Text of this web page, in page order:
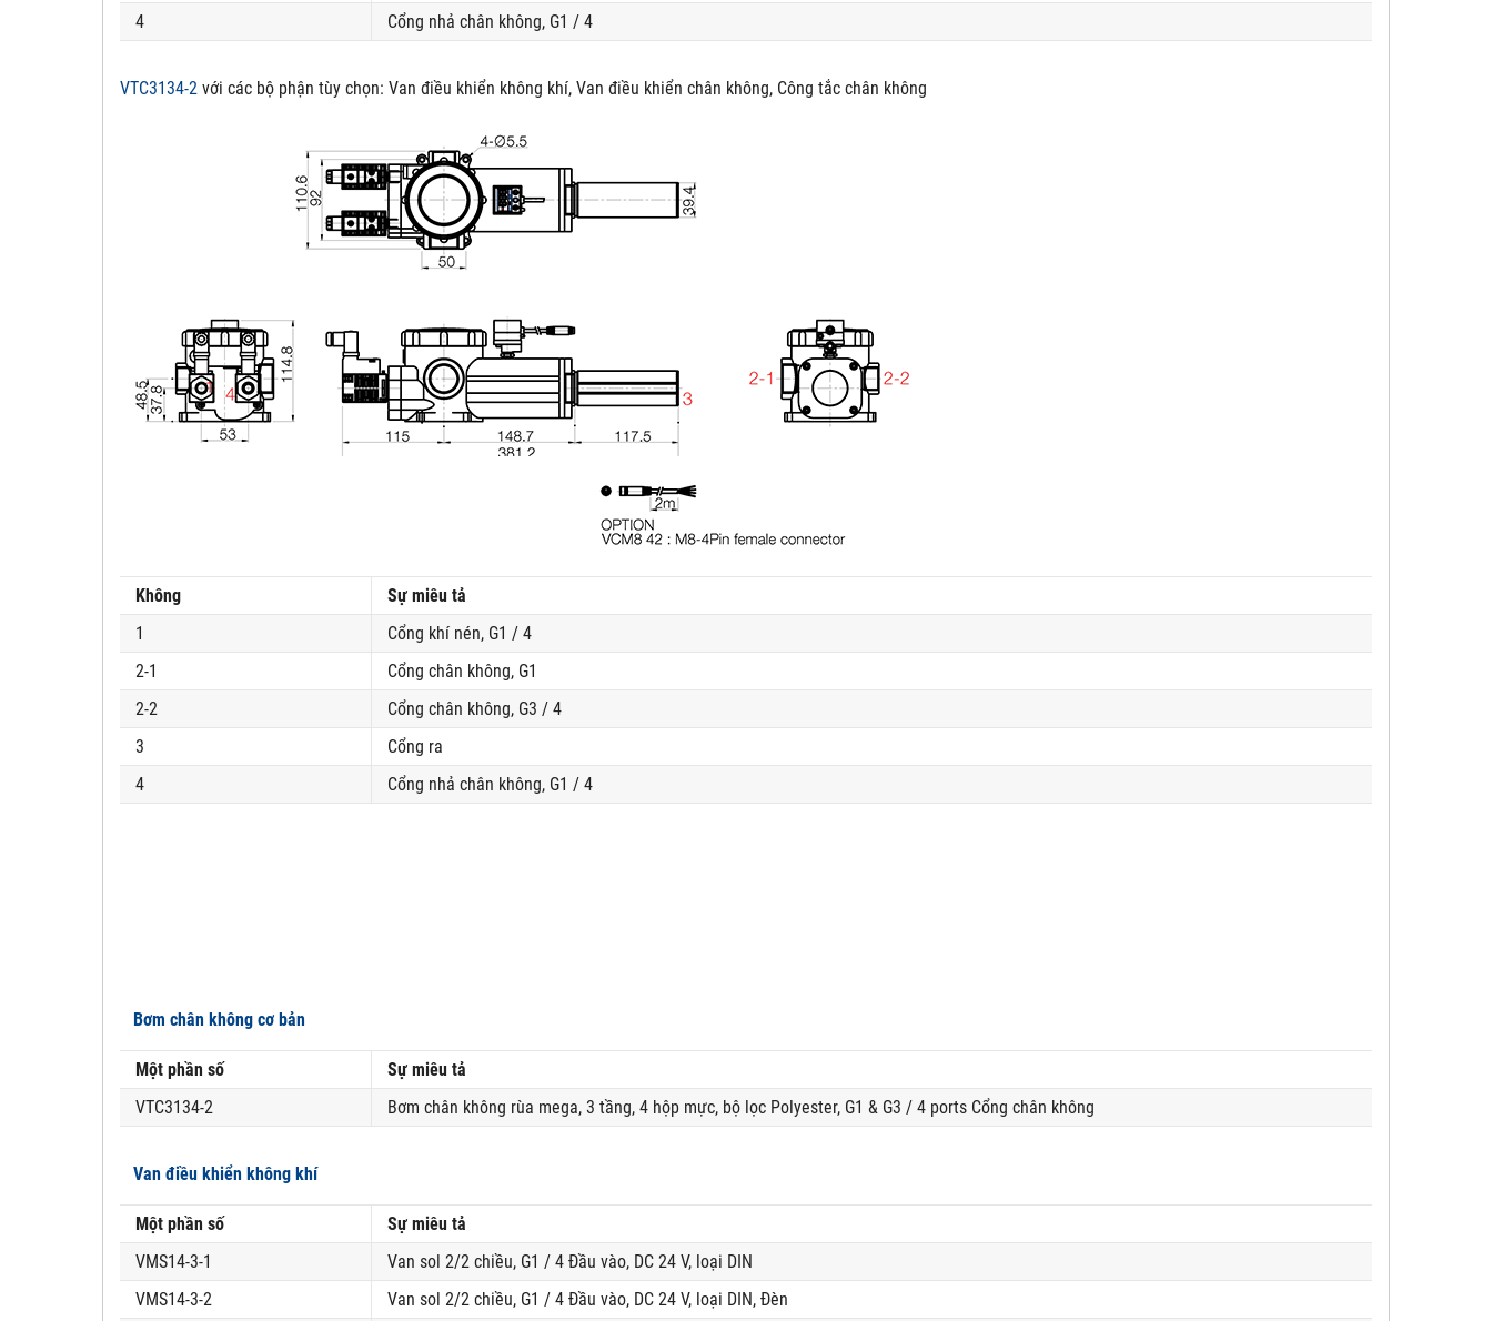
4
Cổng nhả chân không, G1 / 4
VTC3134-2 với các bộ phận tùy chọn: Van điều khiển không khí, Van điều khiển chân không, Công tắc chân không
Không
Sự miêu tả
1
Cổng khí nén, G1 / 4
2-1
Cổng chân không, G1
2-2
Cổng chân không, G3 / 4
3
Cổng ra
4
Cổng nhả chân không, G1 / 4
Bơm chân không cơ bản
Một phần số
Sự miêu tả
VTC3134-2
Bơm chân không rùa mega, 3 tầng, 4 hộp mực, bộ lọc Polyester, G1 & G3 / 4 ports Cổng chân không
Van điều khiển không khí
Một phần số
Sự miêu tả
VMS14-3-1
Van sol 2/2 chiều, G1 / 4 Đầu vào, DC 24 V, loại DIN
VMS14-3-2
Van sol 2/2 chiều, G1 / 4 Đầu vào, DC 24 V, loại DIN, Đèn